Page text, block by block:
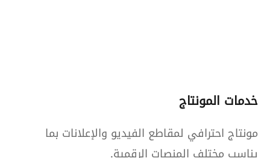
خدمات المونتاج
مونتاج احترافي لمقاطع الفيديو والإعلانات بما